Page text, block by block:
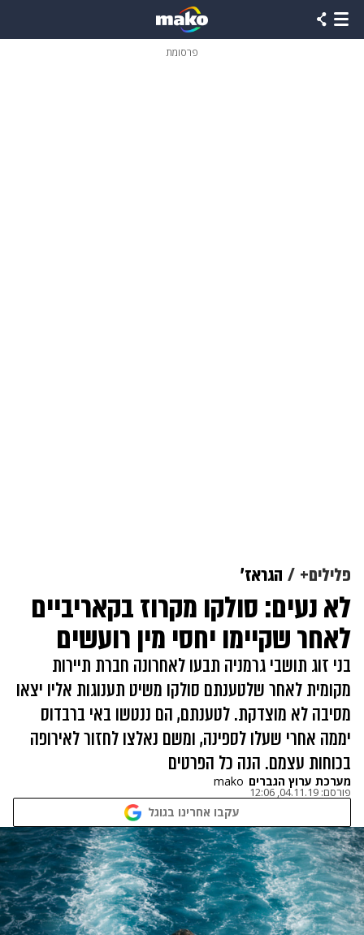
פרסומת
פלילים+ הגראז'
לא נעים: סולקו מקרוז בקאריביים
לאחר שקיימו יחסי מין רועשים
בני זוג תושבי גרמניה תבעו לאחרונה חברת תיירות
מקומית לאחר שלטענתם סולקו משיט תענוגות אליו יצאו
מסיבה לא מוצדקת. לטענתם, הם ננטשו באי ברבדוס
יממה אחרי שעלו לספינה, ומשם נאלצו לחזור לאירופה
בכוחות עצמם. הנה כל הפרטים
מערכת ערוץ הגברים mako
פורסם: 04.11.19, 12:06
עקבו אחרינו בגוגל